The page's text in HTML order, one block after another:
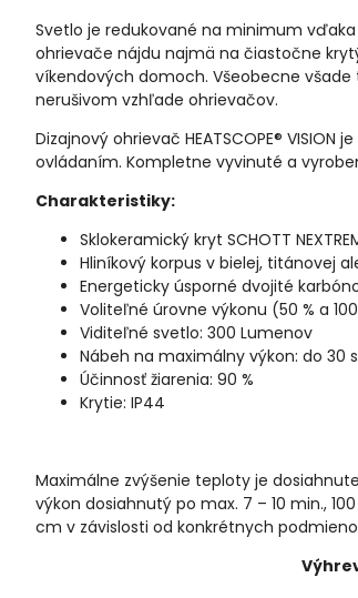
Svetlo je redukované na minimum vďaka
ohrievače nájdu najmä na čiastočne
víkendových domoch. Všeobecne
nerušivom vzhľade ohrievačov.
Dizajnový ohrievač HEATSCOPE®
ovládaním. Kompletne vyvinuté a
Charakteristiky:
Sklokeramický kryt SCHOTT
Hliníkový korpus v bielej, titánovej
Energeticky úsporné dvojité
Voliteľné úrovne výkonu (50 % a
Viditeľné svetlo: 300 Lumenov
Nábeh na maximálny výkon: do 30
Účinnosť žiarenia: 90 %
Krytie: IP44
Maximálne zvýšenie teploty je
výkon dosiahnutý po max. 7 – 10 min.,
cm v závislosti od konkrétnych